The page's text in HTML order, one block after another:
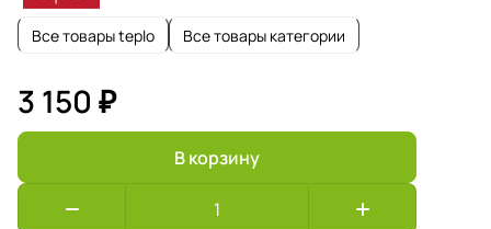
Все товары teplo Все товары категории
3 150 ₽
В корзину